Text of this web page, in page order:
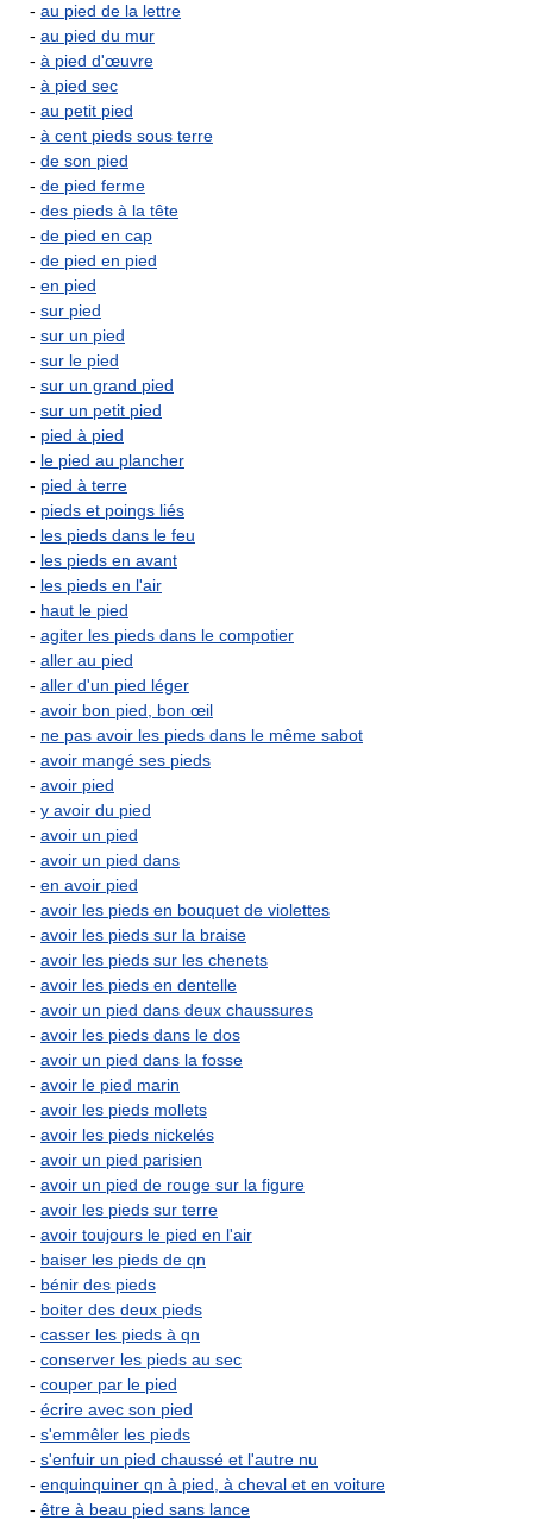
- au pied de la lettre
- au pied du mur
- à pied d'œuvre
- à pied sec
- au petit pied
- à cent pieds sous terre
- de son pied
- de pied ferme
- des pieds à la tête
- de pied en cap
- de pied en pied
- en pied
- sur pied
- sur un pied
- sur le pied
- sur un grand pied
- sur un petit pied
- pied à pied
- le pied au plancher
- pied à terre
- pieds et poings liés
- les pieds dans le feu
- les pieds en avant
- les pieds en l'air
- haut le pied
- agiter les pieds dans le compotier
- aller au pied
- aller d'un pied léger
- avoir bon pied, bon œil
- ne pas avoir les pieds dans le même sabot
- avoir mangé ses pieds
- avoir pied
- y avoir du pied
- avoir un pied
- avoir un pied dans
- en avoir pied
- avoir les pieds en bouquet de violettes
- avoir les pieds sur la braise
- avoir les pieds sur les chenets
- avoir les pieds en dentelle
- avoir un pied dans deux chaussures
- avoir les pieds dans le dos
- avoir un pied dans la fosse
- avoir le pied marin
- avoir les pieds mollets
- avoir les pieds nickelés
- avoir un pied parisien
- avoir un pied de rouge sur la figure
- avoir les pieds sur terre
- avoir toujours le pied en l'air
- baiser les pieds de qn
- bénir des pieds
- boiter des deux pieds
- casser les pieds à qn
- conserver les pieds au sec
- couper par le pied
- écrire avec son pied
- s'emmêler les pieds
- s'enfuir un pied chaussé et l'autre nu
- enquinquiner qn à pied, à cheval et en voiture
- être à beau pied sans lance